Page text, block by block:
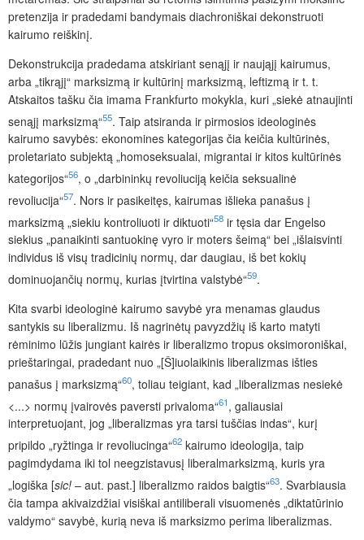
pretenzija ir pradedami bandymais diachroniškai dekonstruoti
kairumo reiškinį.
Dekonstrukcija pradedama atskiriant senąjį ir naująjį kairumus,
arba „tikrąjį“ marksizmą ir kultūrinį marksizmą, leftizmą ir t. t.
Atskaitos tašku čia imama Frankfurto mokykla, kuri „siekė atnaujinti
senąjį marksizmą“55. Taip atsiranda ir pirmosios ideologinės
kairumo savybės: ekonomines kategorijas čia keičia kultūrinės,
proletariato subjektą „homoseksualai, migrantai ir kitos kultūrinės
kategorijos“56, o „darbininkų revoliuciją keičia seksualinė
revoliucija“57. Nors ir pasikeitęs, kairumas išlieka panašus į
marksizmą „siekiu kontroliuoti ir diktuoti“58 ir tęsia dar Engelso
siekius „panaikinti santuokinę vyro ir moters šeimą“ bei „išlaisvinti
individus iš visų tradicinių normų, dar daugiau, iš bet kokių
dominuojančių normų, kurias įtvirtina valstybė“59.
Kita svarbi ideologinė kairumo savybė yra menamas glaudus
santykis su liberalizmu. Iš nagrinėtų pavyzdžių iš karto matyti
rėminimo lūžis jungiant kairės ir liberalizmo tropus oksimoroniškai,
prieštaringai, pradedant nuo „[Š]iuolaikinis liberalizmas išties
panašus į marksizmą“60, toliau teigiant, kad „liberalizmas nesiekė
<...> normų įvairovės paversti privaloma“61, galiausiai
interpretuojant, jog „liberalizmas yra tarsi tuščias indas“, kurį
pripildo „ryžtinga ir revoliucinga“62 kairumo ideologija, taip
pagimdydama iki tol neegzistavusį liberalmarksizmą, kuris yra
„logiška [sic! – aut. past.] liberalizmo raidos baigtis“63. Svarbiausia
čia tampa akivaizdžiai visiškai antiliberali visuomenės „diktatūrinio
valdymo“ savybė, kurią neva iš marksizmo perima liberalizmas.